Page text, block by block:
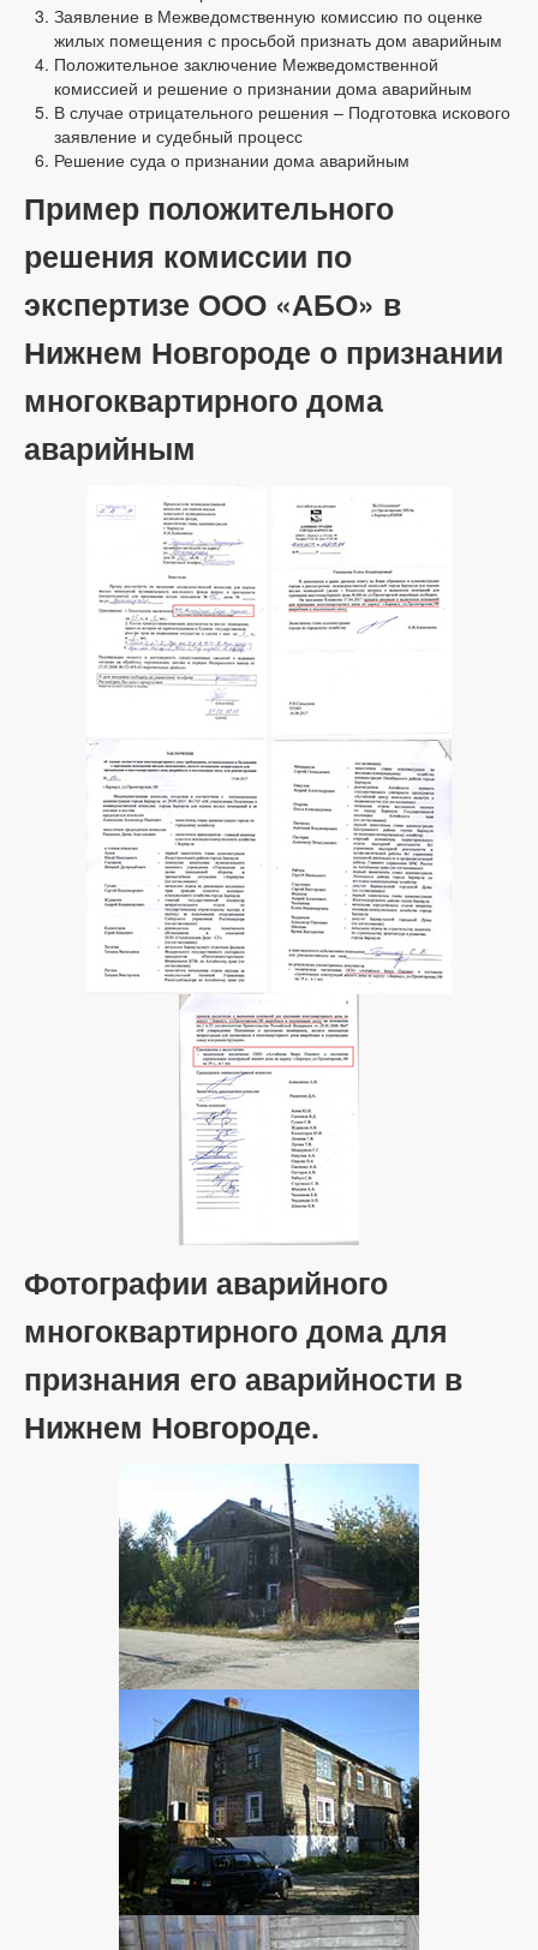
Заявление в Межведомственную комиссию по оценке
жилых помещения с просьбой признать дом аварийным
Положительное заключение Межведомственной
комиссией и решение о признании дома аварийным
В случае отрицательного решения – Подготовка искового
заявление и судебный процесс
Решение суда о признании дома аварийным
Пример положительного
решения комиссии по
экспертизе ООО «АБО» в
Нижнем Новгороде о признании
многоквартирного дома
аварийным
Фотографии аварийного
многоквартирного дома для
признания его аварийности в
Нижнем Новгороде.